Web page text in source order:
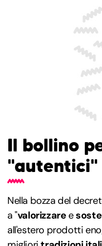
Il bollino
"autentici"
Nella bozza del
a "valorizzaree
all'estero prodotti